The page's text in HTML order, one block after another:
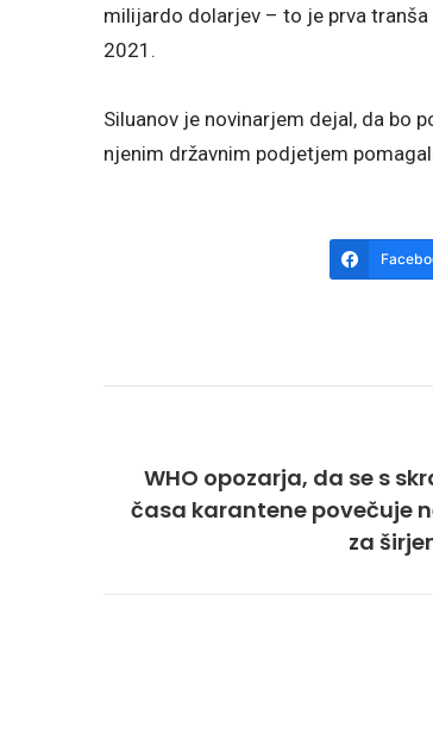
milijardo dolarjev – to je prva
2021.
Siluanov je novinarjem dejal, da bo
njenim državnim podjetjem
WHO opozarja, da se s
časa karantene povečuje
za